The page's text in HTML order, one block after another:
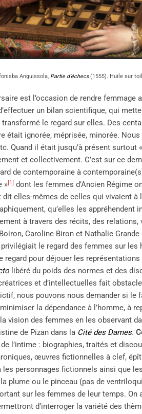
Anguissola, Partie d’échecs(1555). Huile sur
est l’occasion de rendre
un bilan scientifique, qui
transformé le regard sur elles. Des
était ignorée, méprisée, minorée.
Quand il était jusqu’à présent
et collectivement. C’est sur ce
de contemporaine à
»[1] dont les femmes d’Ancien Régime
elles-mêmes de celles qui vivaient
qu’elles les appréhendent
à travers des récits, des relations,
Caroline Biron et Nathalie
privilégiait le regard des femmes sur
regard pour déjouer les
libéré du poids des normes et des
et d’intellectuelles fait
nous pouvons nous demander si le
la dépendance à l’homme, à
la vision des femmes en les observant
de Pizan dans la Cité des Dames.
l’intime : biographies, traités et
œuvres fictionnelles à clef,
les personnages fictionnels ainsi que
plume ou le pinceau (pas de
sur les femmes de leur temps.
d’interroger la variété des